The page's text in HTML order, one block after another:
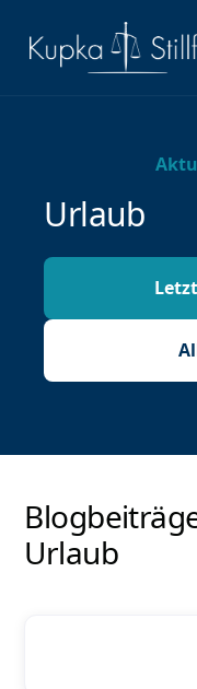
Urlaub
Urlaub